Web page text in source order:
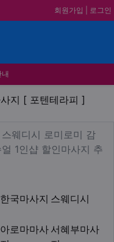
회원가입 로그인
웨디시 마
지 [ 포텐테라피 ]
지 [ 4Ten
웨디시 로미로미 감
1인샵 할인마사지 추
한국마사지 스웨디시
아로마마사 서혜부마사